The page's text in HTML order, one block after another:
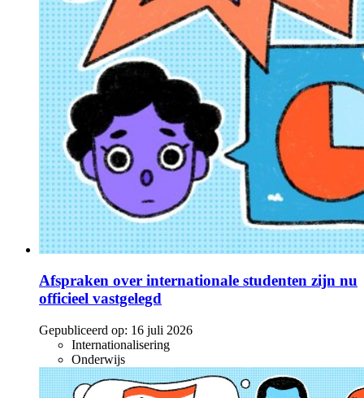
Afspraken over internationale studenten zijn nu
officieel vastgelegd
Gepubliceerd op: 16 juli 2026
Internationalisering
Onderwijs